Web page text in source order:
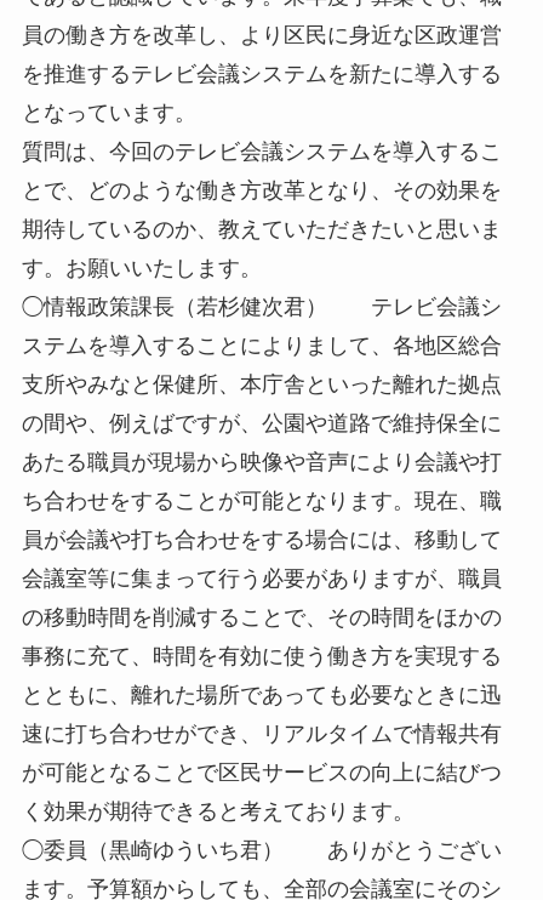
員の働き方を改革し、より区民に身近な区政運営
を推進するテレビ会議システムを新たに導入する
となっています。
質問は、今回のテレビ会議システムを導入するこ
とで、どのような働き方改革となり、その効果を
期待しているのか、教えていただきたいと思いま
す。お願いいたします。
◯情報政策課長（若杉健次君） テレビ会議シ
ステムを導入することによりまして、各地区総合
支所やみなと保健所、本庁舎といった離れた拠点
の間や、例えばですが、公園や道路で維持保全に
あたる職員が現場から映像や音声により会議や打
ち合わせをすることが可能となります。現在、職
員が会議や打ち合わせをする場合には、移動して
会議室等に集まって行う必要がありますが、職員
の移動時間を削減することで、その時間をほかの
事務に充て、時間を有効に使う働き方を実現する
とともに、離れた場所であっても必要なときに迅
速に打ち合わせができ、リアルタイムで情報共有
が可能となることで区民サービスの向上に結びつ
く効果が期待できると考えております。
◯委員（黒崎ゆういち君） ありがとうござい
ます。予算額からしても、全部の会議室にそのシ